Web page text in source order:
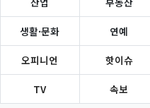
생활·문화 연예
오피니언 핫이슈
TV 속보